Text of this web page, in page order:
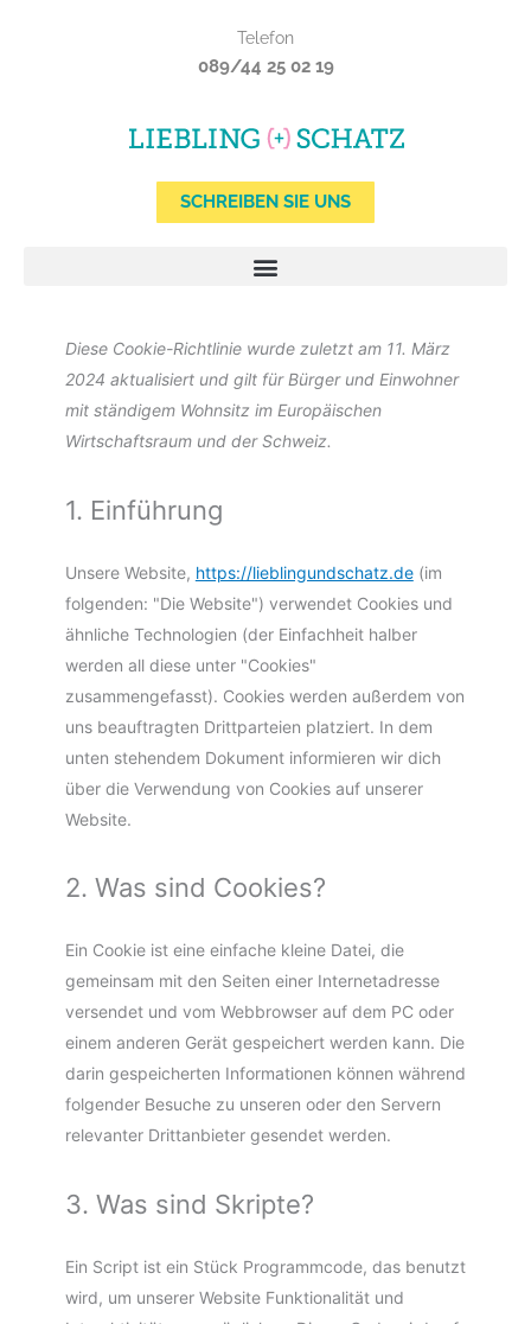
Telefon
089/44 25 02 19
SCHREIBEN SIE UNS
Diese Cookie-Richtlinie wurde zuletzt am 11. März
2024 aktualisiert und gilt für Bürger und Einwohner
mit ständigem Wohnsitz im Europäischen
Wirtschaftsraum und der Schweiz.
1. Einführung
Unsere Website, https://lieblingundschatz.de(im
folgenden: "Die Website") verwendet Cookies und
ähnliche Technologien (der Einfachheit halber
werden all diese unter "Cookies"
zusammengefasst). Cookies werden außerdem von
uns beauftragten Drittparteien platziert. In dem
unten stehendem Dokument informieren wir dich
über die Verwendung von Cookies auf unserer
Website.
2. Was sind Cookies?
Ein Cookie ist eine einfache kleine Datei, die
gemeinsam mit den Seiten einer Internetadresse
versendet und vom Webbrowser auf dem PC oder
einem anderen Gerät gespeichert werden kann. Die
darin gespeicherten Informationen können während
folgender Besuche zu unseren oder den Servern
relevanter Drittanbieter gesendet werden.
3. Was sind Skripte?
Ein Script ist ein Stück Programmcode, das benutzt
wird, um unserer Website Funktionalität und
Consent
to
Consent
to
Consent
to
Consent
to
Consent
to
Consent
to
Consent
to
Consent
to
Consent
to
Consent
to
Statistiken
Marketing